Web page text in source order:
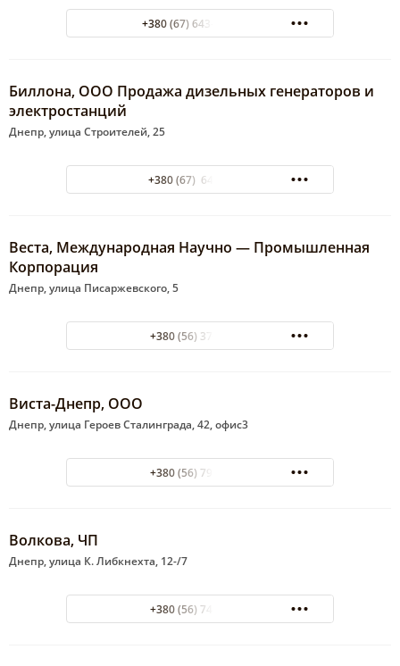
+380 (67) 643-22-44
Биллона, ООО Продажа дизельных генераторов и
электростанций
Днепр, улица Строителей, 25
+380 (67) 643-22-44
Веста, Международная Научно — Промышленная
Корпорация
Днепр, улица Писаржевского, 5
+380 (56) 370-22-03
Виста-Днепр, ООО
Днепр, улица Героев Сталинграда, 42, офис3
+380 (56) 792-74-67
Волкова, ЧП
Днепр, улица К. Либкнехта, 12-/7
+380 (56) 744-32-48